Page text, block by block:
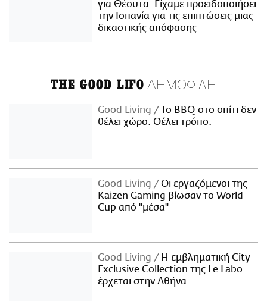
για Θέουτα: Είχαμε προειδοποιήσει
την Ισπανία για τις επιπτώσεις μιας
δικαστικής απόφασης
THE GOOD LIFO ΔΗΜΟΦΙΛΗ
Good Living
Το BBQ στο σπίτι δεν
θέλει χώρο. Θέλει τρόπο.
Good Living
Οι εργαζόμενοι της
Kaizen Gaming βίωσαν το World
Cup από "μέσα"
Good Living
Η εμβληματική City
Exclusive Collection της Le Labo
έρχεται στην Αθήνα